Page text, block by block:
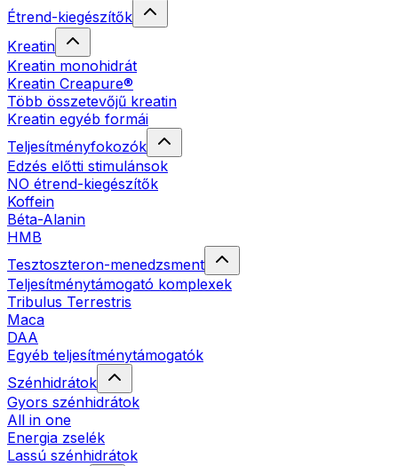
Étrend-kiegészítők
Kreatin
Kreatin monohidrát
Kreatin Creapure®
Több összetevőjű kreatin
Kreatin egyéb formái
Teljesítményfokozók
Edzés előtti stimulánsok
NO étrend-kiegészítők
Koffein
Béta-Alanin
HMB
Tesztoszteron-menedzsment
Teljesítménytámogató komplexek
Tribulus Terrestris
Maca
DAA
Egyéb teljesítménytámogatók
Szénhidrátok
Gyors szénhidrátok
All in one
Energia zselék
Lassú szénhidrátok